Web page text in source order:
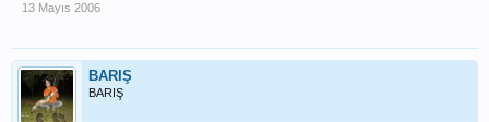
13 Mayıs 2006
BARIŞ
BARIŞ